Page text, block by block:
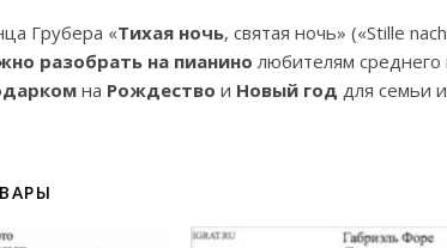
Грубера «Тихая ночь, святая ночь» («Stille
разобрать на пианино любителям среднего
на Рождество и Новый год для семьи